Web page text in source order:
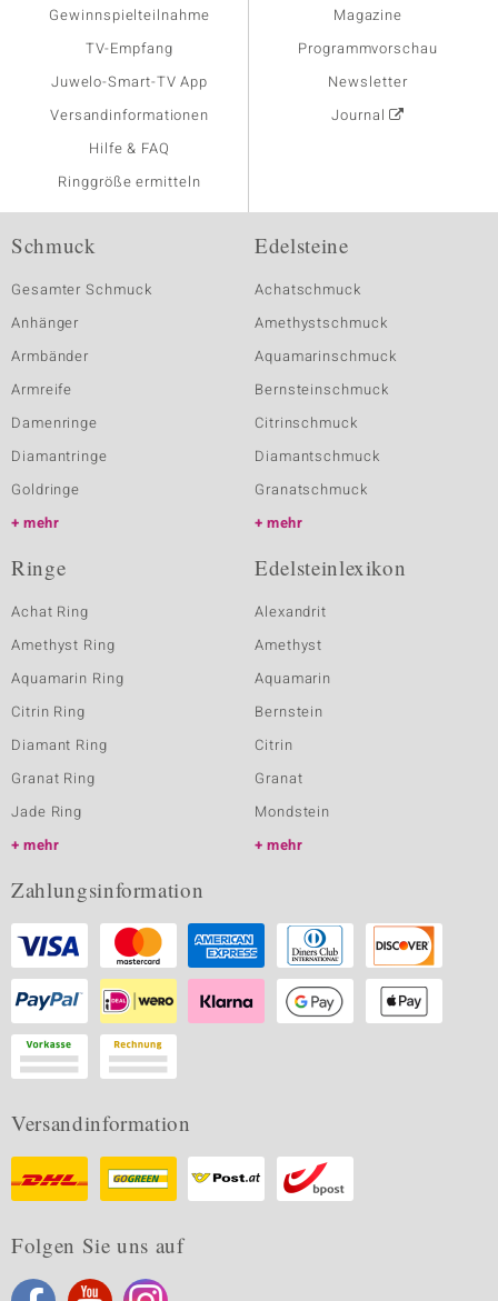
Gewinnspielteilnahme
TV-Empfang
Juwelo-Smart-TV App
Versandinformationen
Hilfe & FAQ
Ringgröße ermitteln
Magazine
Programmvorschau
Newsletter
Journal
Schmuck
Gesamter Schmuck
Anhänger
Armbänder
Armreife
Damenringe
Diamantringe
Goldringe
mehr
Edelsteine
Achatschmuck
Amethystschmuck
Aquamarinschmuck
Bernsteinschmuck
Citrinschmuck
Diamantschmuck
Granatschmuck
mehr
Ringe
Achat Ring
Amethyst Ring
Aquamarin Ring
Citrin Ring
Diamant Ring
Granat Ring
Jade Ring
mehr
Edelsteinlexikon
Alexandrit
Amethyst
Aquamarin
Bernstein
Citrin
Granat
Mondstein
mehr
Zahlungsinformation
Versandinformation
Folgen Sie uns auf